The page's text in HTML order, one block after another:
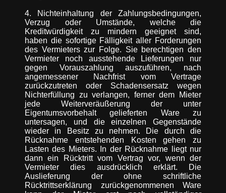
4. Nichteinhaltung der Zahlungsbedingungen,
Verzug oder Umstände, welche die
Kreditwürdigkeit zu mindern geeignet sind,
haben die sofortige Fälligkeit aller Forderungen
des Vermieters zur Folge. Sie berechtigen den
Vermieter noch ausstehende Lieferungen nur
gegen Vorauszahlung auszuführen, nach
angemessener Nachfrist vom Vertrage
zurückzutreten oder Schadensersatz wegen
Nichterfüllung zu verlangen, ferner dem Mieter
jede Weiterveräußerung der unter
Eigentumsvorbehalt gelieferten Ware zu
untersagen, und die einzelnen Gegenstände
wieder in Besitz zu nehmen. Die durch die
Rücknahme entstehenden Kosten gehen zu
Lasten des Mieters. In der Rücknahme liegt nur
dann ein Rücktritt vom Vertrag vor, wenn der
Vermieter dies ausdrücklich erklärt. Die
Auslieferung der ohne schriftliche
Rücktrittserklärung zurückgenommenen Ware